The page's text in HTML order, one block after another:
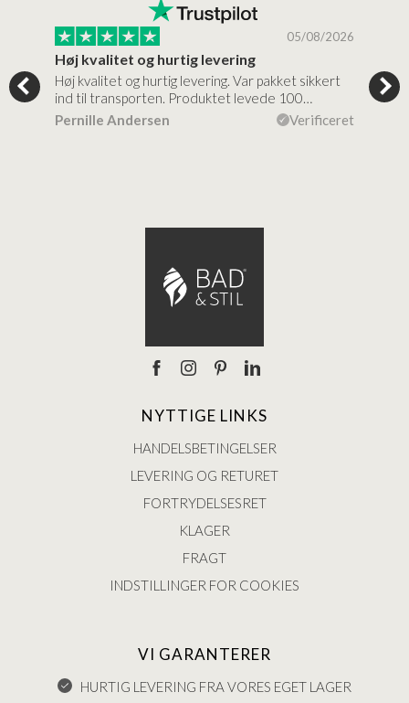
05/08/2026
Høj kvalitet og hurtig levering
Høj kvalitet og hurtig levering. Var pakket sikkert
ind til transporten. Produktet levede 100…
Pernille Andersen
Verificeret
NYTTIGE LINKS
HANDELSBETINGELSER
LEVERING OG RETURET
FORTRYDELSESRET
KLAGER
FRAGT
INDSTILLINGER FOR COOKIES
VI GARANTERER
HURTIG LEVERING FRA VORES EGET LAGER